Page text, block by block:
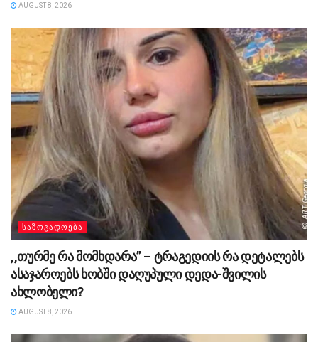
AUGUST 8, 2026
ᲡᲐᲖᲝᲒᲐᲓᲝᲔᲑᲐ
,,თურმე რა მომხდარა” – ტრაგედიის რა დეტალებს
ასაჯაროებს ხობში დაღუპული დედა-შვილის
ახლობელი?
AUGUST 8, 2026